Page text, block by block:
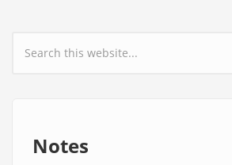
Search form
Notes